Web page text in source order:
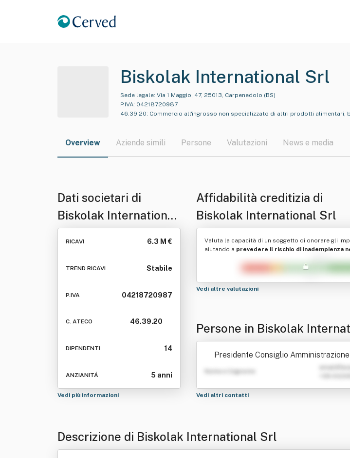
Biskolak International Srl
Sede legale: Via 1 Maggio, 47, 25013, Carpenedolo (BS)
P.IVA: 04218720987
46.39.20: Commercio all'ingrosso non specializzato di altri prodotti alimentari,
Overview Aziende simili Persone Valutazioni News e media
Dati societari di
Biskolak International
Srl
RICAVI 6.3 M €
TREND RICAVI Stabile
P.IVA 04218720987
C. ATECO 46.39.20
DIPENDENTI 14
ANZIANITÁ 5 anni
Vedi più informazioni
Affidabilità creditizia di
Biskolak International Srl
Valuta la capacità di un soggetto di onorare gli
aiutando a prevedere il rischio di inadempienza
Vedi altre valutazioni
Persone in Biskolak
Presidente Consiglio Amministrazione
Nome e Cognome
Vedi altri contatti
Descrizione di Biskolak International Srl